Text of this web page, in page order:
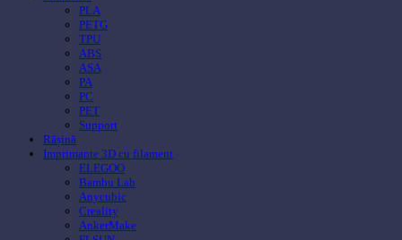
PLA
PETG
TPU
ABS
ASA
PA
PC
PET
Support
Rășină
Imprimante 3D cu filament
ELEGOO
Bambu Lab
Anycubic
Creality
AnkerMake